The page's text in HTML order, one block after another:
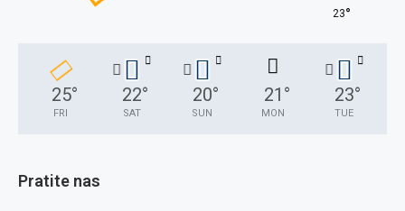
23°
25°
FRI
22°
SAT
20°
SUN
21 °
MON
23°
TUE
Pratite nas